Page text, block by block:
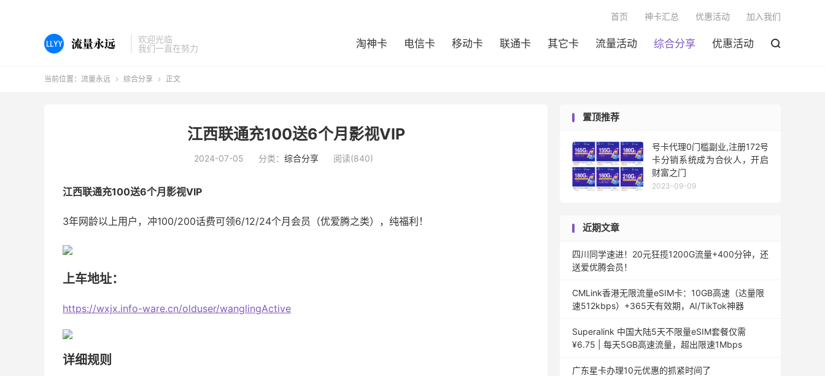
欢迎光临
我们一直在努力
淘神卡 电信卡 移动卡 联通卡 其它卡 流量活动 综合分享 优惠活动 
首页 神卡汇总 优惠活动 加入我们
当前位置： 流量永远  综合分享  正文
江西联通充100送6个月影视VIP
2024-07-05 分类： 综合分享 阅读(840)
江西联通充100送6个月影视VIP
3年网龄以上用户，冲100/200话费可领6/12/24个月会员（优爱腾之类），纯福利！
上车地址：
https://wxjx.info-ware.cn/olduser/wanglingActive
详细规则
置顶推荐
号卡代理0门槛副业,注册172号
卡分销系统成为合伙人，开启
财富之门
2023-09-09
近期文章
四川同学速进！20元狂揽1200G流量+400分钟，还
送爱优腾会员！
CMLink香港无限流量eSIM卡：10GB高速（达量限
速512kbps）+365天有效期，AI/TikTok神器
Superalink 中国大陆5天不限量eSIM套餐仅需
¥6.75 | 每天5GB高速流量，超出限速1Mbps
广东星卡办理10元优惠的抓紧时间了